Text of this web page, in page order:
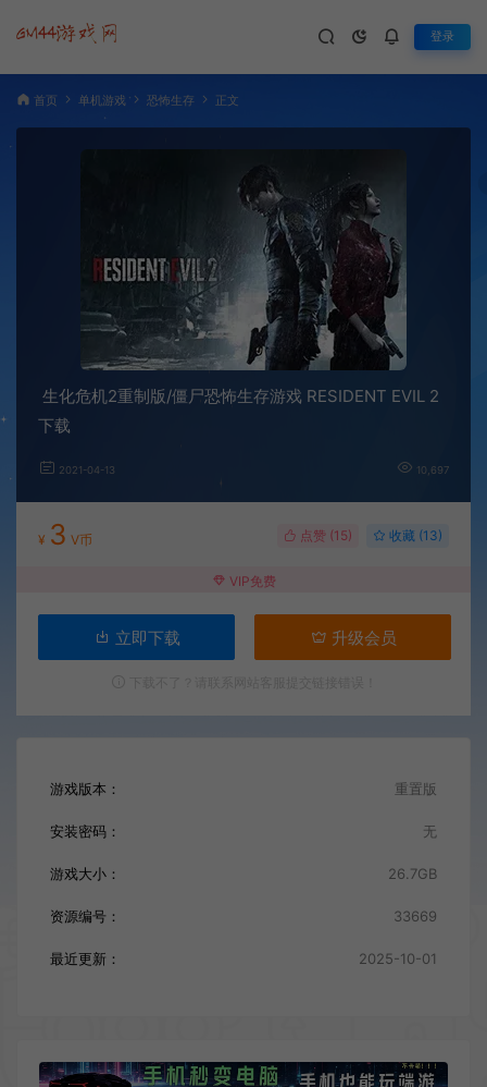
登录
首页 单机游戏 恐怖生存 正文
生化危机2重制版/僵尸恐怖生存游戏 RESIDENT EVIL 2
下载
2021-04-13 10,697
¥ 3 V币 点赞 (15) 收藏 (13)
VIP免费
立即下载 升级会员
游戏版本： 重置版
安装密码： 无
游戏大小： 26.7GB
资源编号： 33669
最近更新： 2025-10-01